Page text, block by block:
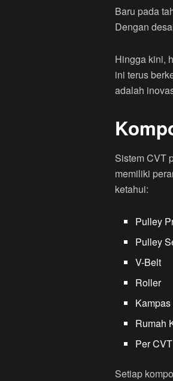
Baru pada
Dengan
Hingga kini,
ini terus
adalah
Sistem CVT
memiliki
ketahui:
Pulley
Pulley
V-Belt
Roller
Rumah
Per CVT
Setiap